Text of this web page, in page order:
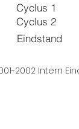
Cyclus 1
Cyclus 2
Eindstand
2002 Intern